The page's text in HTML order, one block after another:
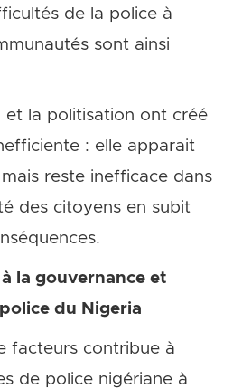
de la police à
sont ainsi
et la politisation ont créé
: elle apparait
reste inefficace dans
des citoyens en subit
la gouvernance et
du Nigeria
facteurs contribue à
de police nigériane à